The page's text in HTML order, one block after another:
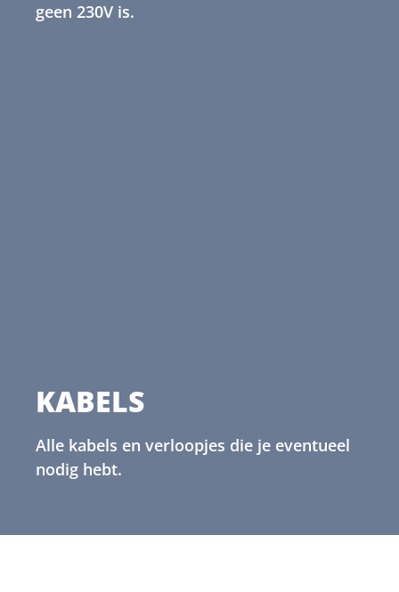
geen 230V is.
KABELS
Alle kabels en verloopjes die je eventueel
nodig hebt.